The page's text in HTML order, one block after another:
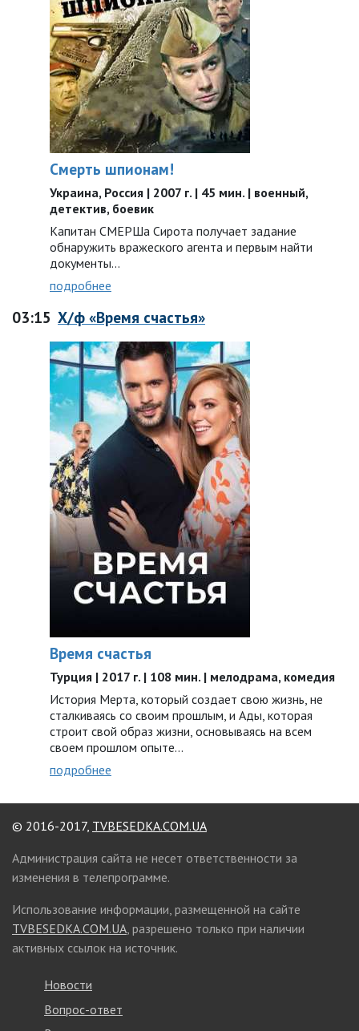
Смерть шпионам!
Украина, Россия | 2007 г. | 45 мин. | военный,
детектив, боевик
Капитан СМЕРШа Сирота получает задание
обнаружить вражеского агента и первым найти
документы...
подробнее
03:15 Х/ф «Время счастья»
Время счастья
Турция | 2017 г. | 108 мин. | мелодрама, комедия
История Мерта, который создает свою жизнь, не
сталкиваясь со своим прошлым, и Ады, которая
строит свой образ жизни, основываясь на всем
своем прошлом опыте…
подробнее
© 2016-2017, TVBESEDKA.COM.UA
Администрация сайта не несет ответственности за
изменения в телепрограмме.
Использование информации, размещенной на сайте
TVBESEDKA.COM.UA, разрешено только при наличии
активных ссылок на источник.
Новости
Вопрос-ответ